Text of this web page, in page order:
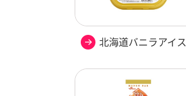
北海道バニラアイス